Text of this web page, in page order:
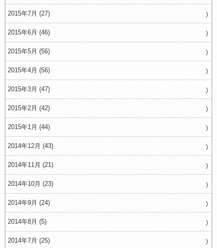
2015年7月 (27)
2015年6月 (46)
2015年5月 (56)
2015年4月 (56)
2015年3月 (47)
2015年2月 (42)
2015年1月 (44)
2014年12月 (43)
2014年11月 (21)
2014年10月 (23)
2014年9月 (24)
2014年8月 (5)
2014年7月 (25)